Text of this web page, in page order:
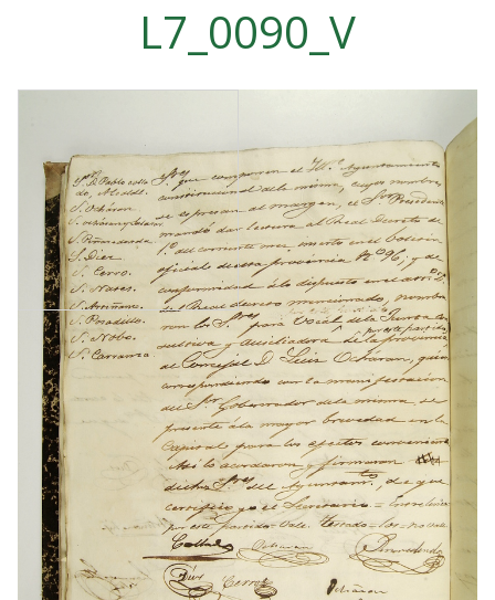
L7_0090_V